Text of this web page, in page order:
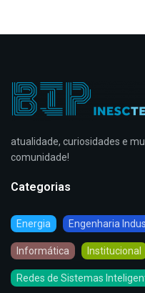
atualidade, curiosidades e
comunidade!
Categorias
Energia Engenharia
Informática Institucional
Redes de Sistemas